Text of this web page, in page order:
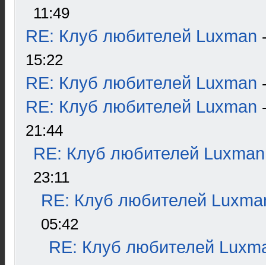
11:49
RE: Клуб любителей Luxman
15:22
RE: Клуб любителей Luxman
RE: Клуб любителей Luxman
21:44
RE: Клуб любителей Luxman
23:11
RE: Клуб любителей
05:42
RE: Клуб любителей